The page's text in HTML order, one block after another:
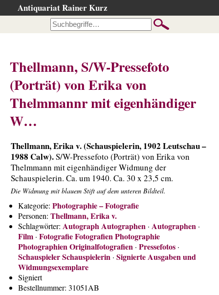
Antiquariat Rainer Kurz
…nach Beschreibung
…nach Kategorie
…nach Schlagwort
…nach Person
…der letzten Wochen
…der letzten Tage
Gesamtbestand
Ankauf
Warenkorb
Über uns
Kontakt
Impressum
Versandkosten
AGB
Thellmann, S/W-Pressefoto
(Porträt) von Erika von
Thelmmannr mit eigenhändiger
W…
Thellmann, Erika v. (Schauspielerin, 1902 Leutschau –
1988 Calw).S/W-Pressefoto (Porträt) von Erika von
Thelmmann mit eigenhändiger Widmung der
Schauspielerin. Ca. um 1940. Ca. 30 x 23,5 cm.
Die Widmung mit blauem Stift auf dem unteren Bildteil.
Kategorie: Photographie – Fotografie
Personen: Thellmann, Erika v.
Schlagwörter: Autograph Autographen · Autographen ·
Film · Fotografie Fotografien Photographie
Photographien Originalfotografien · Pressefotos ·
Schauspieler Schauspielerin · Signierte Ausgaben und
Widmungsexemplare
Signiert
Bestellnummer: 31051AB